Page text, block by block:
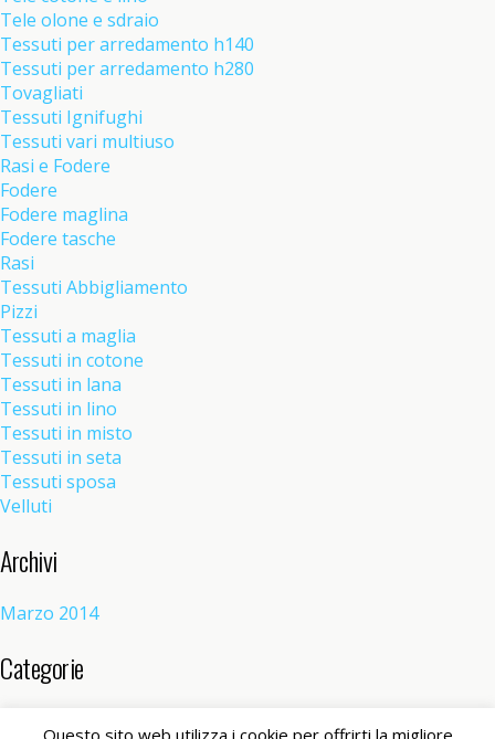
Tele olone e sdraio
Tessuti per arredamento h140
Tessuti per arredamento h280
Tovagliati
Tessuti Ignifughi
Tessuti vari multiuso
Rasi e Fodere
Fodere
Fodere maglina
Fodere tasche
Rasi
Tessuti Abbigliamento
Pizzi
Tessuti a maglia
Tessuti in cotone
Tessuti in lana
Tessuti in lino
Tessuti in misto
Tessuti in seta
Tessuti sposa
Velluti
Archivi
Marzo 2014
Categorie